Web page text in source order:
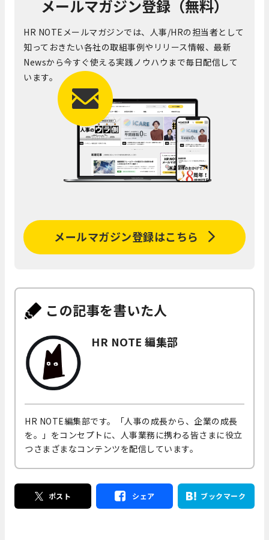
メールマガジン登録（無料）
HR NOTEメールマガジンでは、人事/HRの担当者として
知っておきたい各社の取組事例やリリース情報、最新
Newsから今すぐ使える実践ノウハウまで毎日配信して
います。
メールマガジン登録はこちら
この記事を書いた人
HR NOTE 編集部
HR NOTE編集部です。「人事の成長から、企業の成長
を。」をコンセプトに、人事業務に携わる皆さまに役立
つさまざまなコンテンツを配信しています。
ポスト シェア ブックマーク